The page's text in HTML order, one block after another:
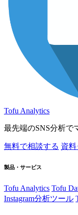
Tofu Analytics
最先端のSNS分析で
無料で相談する 資
製品・サービス
Tofu Analytics Tofu
Instagram分析ツール